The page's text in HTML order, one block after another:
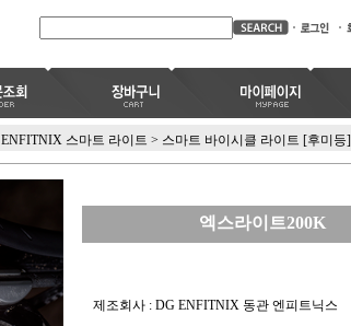
ENFITNIX 스마트 라이트 > 스마트 바이시클 라이트 [후미등]
엑스라이트200K
제조회사 : DG ENFITNIX 동관 엔피트닉스